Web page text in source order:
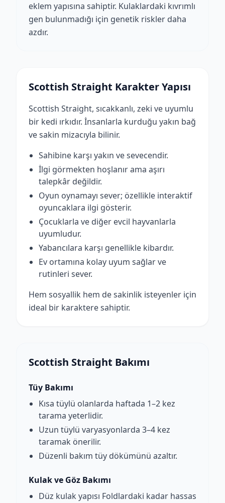
eklem yapısına sahiptir. Kulaklardaki kıvrımlı
gen bulunmadığı için genetik riskler daha
azdır.
Scottish Straight Karakter Yapısı
Scottish Straight, sıcakkanlı, zeki ve uyumlu
bir kedi ırkıdır. İnsanlarla kurduğu yakın bağ
ve sakin mizacıyla bilinir.
Sahibine karşı yakın ve sevecendir.
İlgi görmekten hoşlanır ama aşırı
talepkâr değildir.
Oyun oynamayı sever; özellikle interaktif
oyuncaklara ilgi gösterir.
Çocuklarla ve diğer evcil hayvanlarla
uyumludur.
Yabancılara karşı genellikle kibardır.
Ev ortamına kolay uyum sağlar ve
rutinleri sever.
Hem sosyallik hem de sakinlik isteyenler için
ideal bir karaktere sahiptir.
Scottish Straight Bakımı
Tüy Bakımı
Kısa tüylü olanlarda haftada 1–2 kez
tarama yeterlidir.
Uzun tüylü varyasyonlarda 3–4 kez
taramak önerilir.
Düzenli bakım tüy dökümünü azaltır.
Kulak ve Göz Bakımı
Düz kulak yapısı Foldlardaki kadar hassas